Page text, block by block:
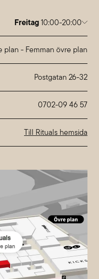
Freitag10:00-20:00
10:00-20:00
10:00-20:00
10:00-20:00
beiNordstan
plan - Femman övre plan
0702-09 46 57
Till Rituals hemsida